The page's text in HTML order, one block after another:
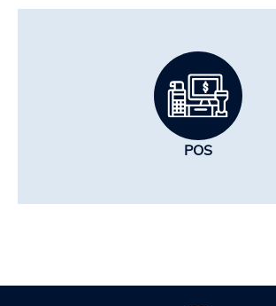
POS